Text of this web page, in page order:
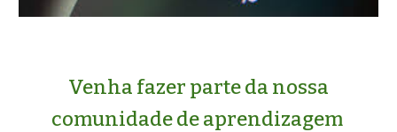
Venha fazer parte da nossa
comunidade de aprendizagem